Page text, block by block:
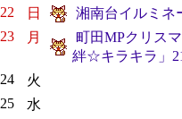
22
日
湘南台イルミネ
23
月
町田MPクリス
絆☆キラキラ」
24
火
25
水